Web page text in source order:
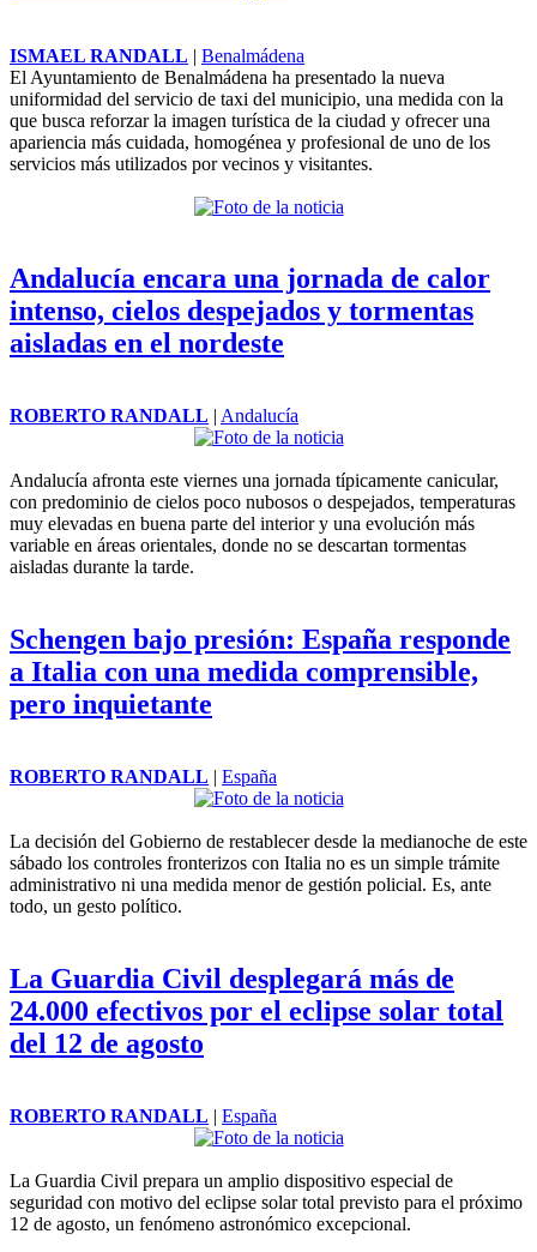
ISMAEL RANDALL | Benalmádena
El Ayuntamiento de Benalmádena ha presentado la nueva
uniformidad del servicio de taxi del municipio, una medida con la
que busca reforzar la imagen turística de la ciudad y ofrecer una
apariencia más cuidada, homogénea y profesional de uno de los
servicios más utilizados por vecinos y visitantes.
Andalucía encara una jornada de calor
intenso, cielos despejados y tormentas
aisladas en el nordeste
ROBERTO RANDALL | Andalucía
Andalucía afronta este viernes una jornada típicamente canicular,
con predominio de cielos poco nubosos o despejados, temperaturas
muy elevadas en buena parte del interior y una evolución más
variable en áreas orientales, donde no se descartan tormentas
aisladas durante la tarde.
Schengen bajo presión: España responde
a Italia con una medida comprensible,
pero inquietante
ROBERTO RANDALL | España
La decisión del Gobierno de restablecer desde la medianoche de este
sábado los controles fronterizos con Italia no es un simple trámite
administrativo ni una medida menor de gestión policial. Es, ante
todo, un gesto político.
La Guardia Civil desplegará más de
24.000 efectivos por el eclipse solar total
del 12 de agosto
ROBERTO RANDALL | España
La Guardia Civil prepara un amplio dispositivo especial de
seguridad con motivo del eclipse solar total previsto para el próximo
12 de agosto, un fenómeno astronómico excepcional.